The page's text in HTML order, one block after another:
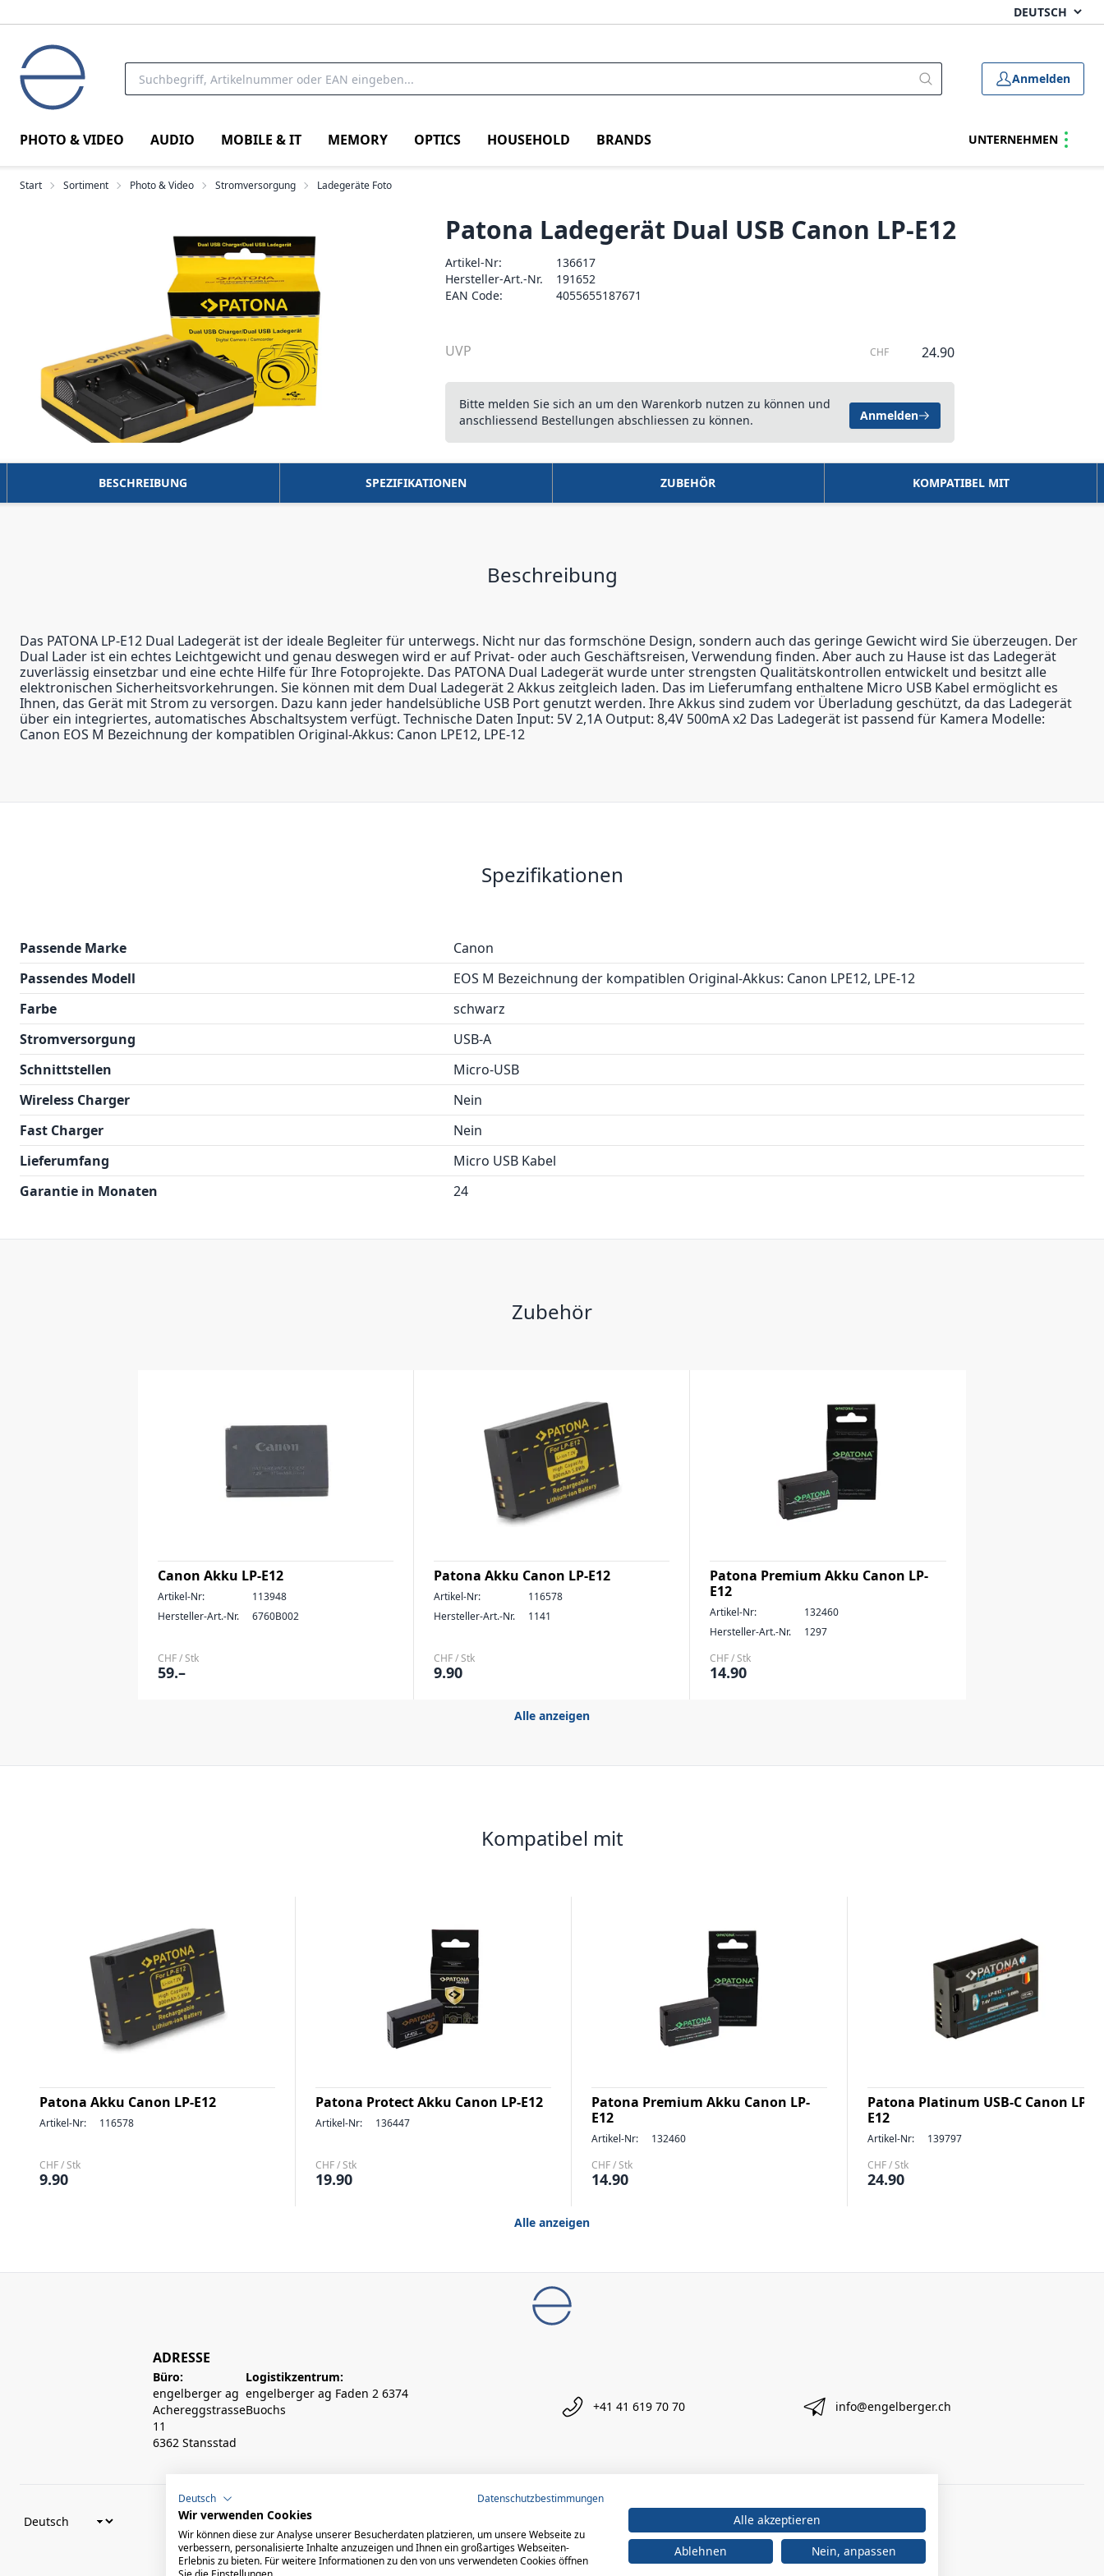
Anmelden
PHOTO & VIDEO AUDIO MOBILE & IT MEMORY OPTICS HOUSEHOLD BRANDS UNTERNEHMEN
Start Sortiment Photo & Video Stromversorgung Ladegeräte Foto
Patona Ladegerät Dual USB Canon LP-E12
Artikel-Nr:
136617
Hersteller-Art.-Nr.
191652
EAN Code:
4055655187671
UVP CHF 24.90
Bitte melden Sie sich an um den Warenkorb nutzen zu können und
anschliessend Bestellungen abschliessen zu können.
Anmelden
BESCHREIBUNG SPEZIFIKATIONEN ZUBEHÖR KOMPATIBEL MIT
Beschreibung
Das PATONA LP-E12 Dual Ladegerät ist der ideale Begleiter für unterwegs. Nicht nur das formschöne Design, sondern auch das geringe Gewicht wird Sie überzeugen. Der
Dual Lader ist ein echtes Leichtgewicht und genau deswegen wird er auf Privat- oder auch Geschäftsreisen, Verwendung finden. Aber auch zu Hause ist das Ladegerät
zuverlässig einsetzbar und eine echte Hilfe für Ihre Fotoprojekte. Das PATONA Dual Ladegerät wurde unter strengsten Qualitätskontrollen entwickelt und besitzt alle
elektronischen Sicherheitsvorkehrungen. Sie können mit dem Dual Ladegerät 2 Akkus zeitgleich laden. Das im Lieferumfang enthaltene Micro USB Kabel ermöglicht es
Ihnen, das Gerät mit Strom zu versorgen. Dazu kann jeder handelsübliche USB Port genutzt werden. Ihre Akkus sind zudem vor Überladung geschützt, da das Ladegerät
über ein integriertes, automatisches Abschaltsystem verfügt. Technische Daten Input: 5V 2,1A Output: 8,4V 500mA x2 Das Ladegerät ist passend für Kamera Modelle:
Canon EOS M Bezeichnung der kompatiblen Original-Akkus: Canon LPE12, LPE-12
Spezifikationen
Passende Marke
Canon
Passendes Modell
EOS M Bezeichnung der kompatiblen Original-Akkus: Canon LPE12, LPE-12
Farbe
schwarz
Stromversorgung
USB-A
Schnittstellen
Micro-USB
Wireless Charger
Nein
Fast Charger
Nein
Lieferumfang
Micro USB Kabel
Garantie in Monaten
24
Zubehör
Canon Akku LP-E12
Artikel-Nr:
113948
Hersteller-Art.-Nr.
6760B002
CHF / Stk
59.–
Patona Akku Canon LP-E12
Artikel-Nr:
116578
Hersteller-Art.-Nr.
1141
CHF / Stk
9.90
Patona Premium Akku Canon LP-
E12
Artikel-Nr:
132460
Hersteller-Art.-Nr.
1297
CHF / Stk
14.90
Alle anzeigen
Kompatibel mit
Patona Akku Canon LP-E12
Artikel-Nr: 116578
CHF / Stk
9.90
Patona Protect Akku Canon LP-E12
Artikel-Nr: 136447
CHF / Stk
19.90
Patona Premium Akku Canon LP-
E12
Artikel-Nr:
132460
CHF / Stk
14.90
Patona Platinum USB-C Canon LP-
E12
Artikel-Nr:
139797
CHF / Stk
24.90
Alle anzeigen
ADRESSE
Büro:
engelberger ag
Achereggstrasse
11
6362 Stansstad
Logistikzentrum:
engelberger ag Faden 2 6374
Buochs
+41 41 619 70 70 info@engelberger.ch
Deutsch Datenschutzbestimmungen
Wir verwenden Cookies
Wir können diese zur Analyse unserer Besucherdaten platzieren, um unsere Webseite zu
verbessern, personalisierte Inhalte anzuzeigen und Ihnen ein großartiges Webseiten-
Erlebnis zu bieten. Für weitere Informationen zu den von uns verwendeten Cookies öffnen
Alle akzeptieren
Ablehnen
Nein, anpassen